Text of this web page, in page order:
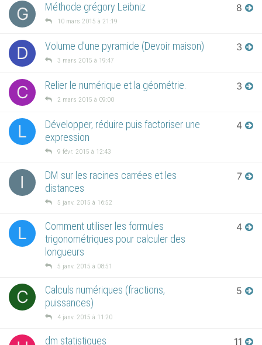
G Méthode grégory Leibniz
10 mars 2015 à 21:19
8
D Volume d'une pyramide (Devoir maison)
3 mars 2015 à 19:47
3
C Relier le numérique et la géométrie.
2 mars 2015 à 09:00
3
L
Développer, réduire puis factoriser une
expression
9 févr. 2015 à 12:43
4
I
DM sur les racines carrées et les
distances
5 janv. 2015 à 16:52
7
L
Comment utiliser les formules
trigonométriques pour calculer des
longueurs
5 janv. 2015 à 08:51
4
C
Calculs numériques (fractions,
puissances)
4 janv. 2015 à 11:20
5
dm statistiques 11